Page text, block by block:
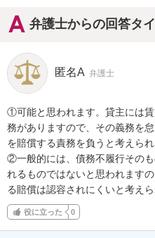
弁護士からの回答タ
匿名A 弁護士
①可能と思われます。貸主には
務がありますので、その義務を
を賠償する責務を負うと考えられ
②一般的には、債務不履行その
れるものではないと思われます
る賠償は認容されにくいと考えら
役に立った 0